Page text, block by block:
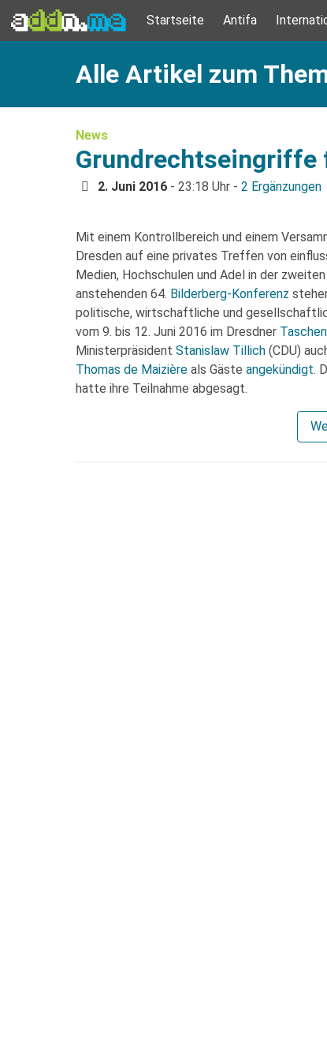
Startseite Antifa
Alle Artikel zum
News
Grundrechtseingriffe
2. Juni 2016 - 23:18 Uhr - 2 Ergänzungen
Mit einem Kontrollbereich und einem
Dresden auf eine privates Treffen von
Medien, Hochschulen und Adel in der
anstehenden 64. Bilderberg-Konferenz
politische, wirtschaftliche und
vom 9. bis 12. Juni 2016 im Dresdner
Ministerpräsident Stanislaw Tillich (CDU)
Thomas de Maizière als Gäste angekündigt.
hatte ihre Teilnahme abgesagt.